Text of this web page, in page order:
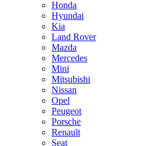
Honda
Hyundai
Kia
Land Rover
Mazda
Mercedes
Mini
Mitsubishi
Nissan
Opel
Peugeot
Porsche
Renault
Seat